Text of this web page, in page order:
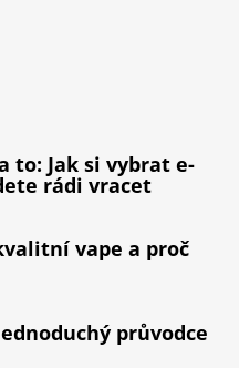
to: Jak si vybrat e-
rádi vracet
vape a proč
průvodce